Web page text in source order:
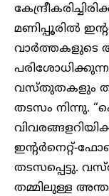
മണിപ്പൂരിൽ
വാർത്തകളുടെ
വസ്തുതകളും
തടസം നിന്നു.
ഇന്റർനെറ്റ്-
തടസപ്പെട്ടു.
തമ്മിലുള്ള